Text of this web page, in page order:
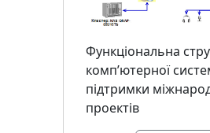
Функціональна
комп’ютерної
підтримки
проектів